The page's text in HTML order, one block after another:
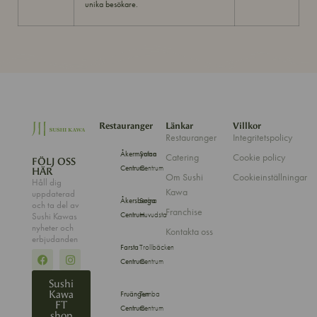
unika besökare.
FÖLJ OSS
HÄR
Håll dig
uppdaterad
och ta del av
Sushi Kawas
nyheter och
erbjudanden
Sushi
Kawa
FT
Restauranger
Åkermyntan
Centrum
Åkersberga
Centrum
Farsta
Centrum
Fruängen
Centrum
Solna
Centrum
Solna
Huvudsta
Trollbäcken
Centrum
Tumba
Centrum
Länkar
Restauranger
Catering
Om Sushi
Kawa
Franchise
Kontakta oss
Villkor
Integritetspolicy
Cookie policy
Cookieinställningar